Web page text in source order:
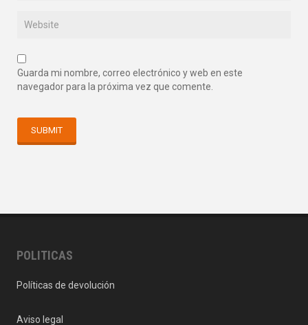
Guarda mi nombre, correo electrónico y web en este
navegador para la próxima vez que comente.
POLITICAS
Políticas de devolución
Aviso legal